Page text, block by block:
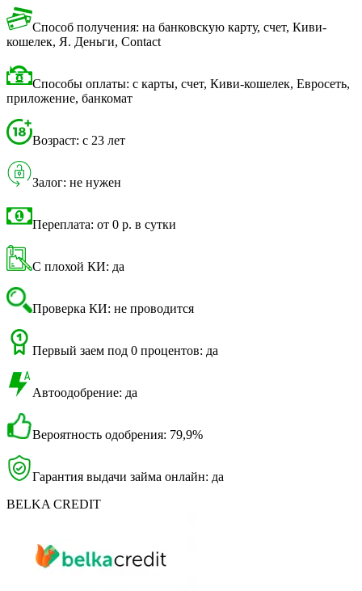
Способ получения: на банковскую карту, счет, Киви-
кошелек, Я. Деньги, Contact
Способы оплаты: с карты, счет, Киви-кошелек, Евросеть,
приложение, банкомат
Возраст: с 23 лет
Залог: не нужен
Переплата: от 0 р. в сутки
С плохой КИ: да
Проверка КИ: не проводится
Первый заем под 0 процентов: да
Автоодобрение: да
Вероятность одобрения: 79,9%
Гарантия выдачи займа онлайн: да
BELKA CREDIT